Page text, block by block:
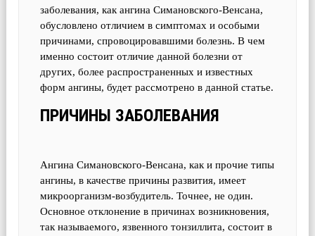
заболевания, как ангина Симановского-Венсана,
обусловлено отличием в симптомах и особыми
причинами, спровоцировавшими болезнь. В чем
именно состоит отличие данной болезни от
других, более распространенных и известных
форм ангины, будет рассмотрено в данной статье.
ПРИЧИНЫ ЗАБОЛЕВАНИЯ
Ангина Симановского-Венсана, как и прочие типы
ангины, в качестве причины развития, имеет
микроорганизм-возбудитель. Точнее, не один.
Основное отклонение в причинах возникновения,
так называемого, язвенного тонзиллита, состоит в